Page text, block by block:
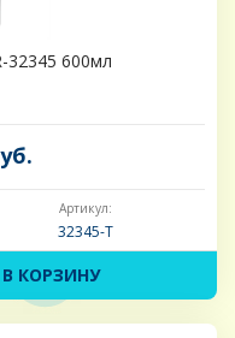
32345 600мл
Артикул:
32345-Т
КОРЗИНУ